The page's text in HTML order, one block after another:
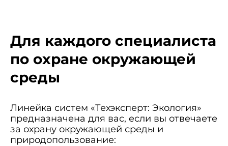
Для каждого специалиста
по охране окружающей
среды
Линейка систем «Техэксперт: Экология»
предназначена для вас, если вы отвечаете
за охрану окружающей среды и
природопользование: